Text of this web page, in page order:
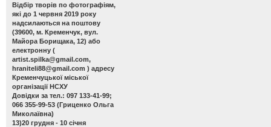
Відбір творів по фотографіям,
які до 1 червня 2019 року
надсилаються на поштову
(39600, м. Кременчук, вул.
Майора Борищака, 12) або
електронну (
artist.spilka@gmail.com,
hraniteli88@gmail.com ) адресу
Кременчуцької міської
організації НСХУ
Довідки за тел.: 097 133-41-99;
066 355-99-53 (Гриценко Ольга
Миколаївна)
13)20 грудня - 10 січня